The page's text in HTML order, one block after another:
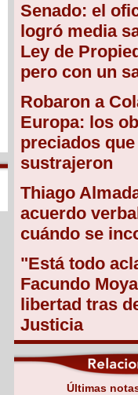
Senado: el
logró media
Ley de
pero con un
Robaron a
Europa: los
preciados
sustrajeron
Thiago
acuerdo
cuándo se
"Está todo
Facundo
libertad tras
Justicia
Últimas